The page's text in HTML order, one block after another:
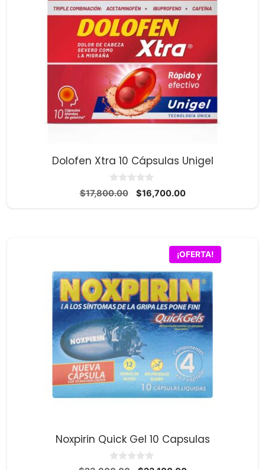
Dolofen Xtra 10 Cápsulas Unigel
0
d
$17,800.00
El
$16,700.00El
¡OFERTA!
Noxpirin Quick Gel 10 Capsulas
0